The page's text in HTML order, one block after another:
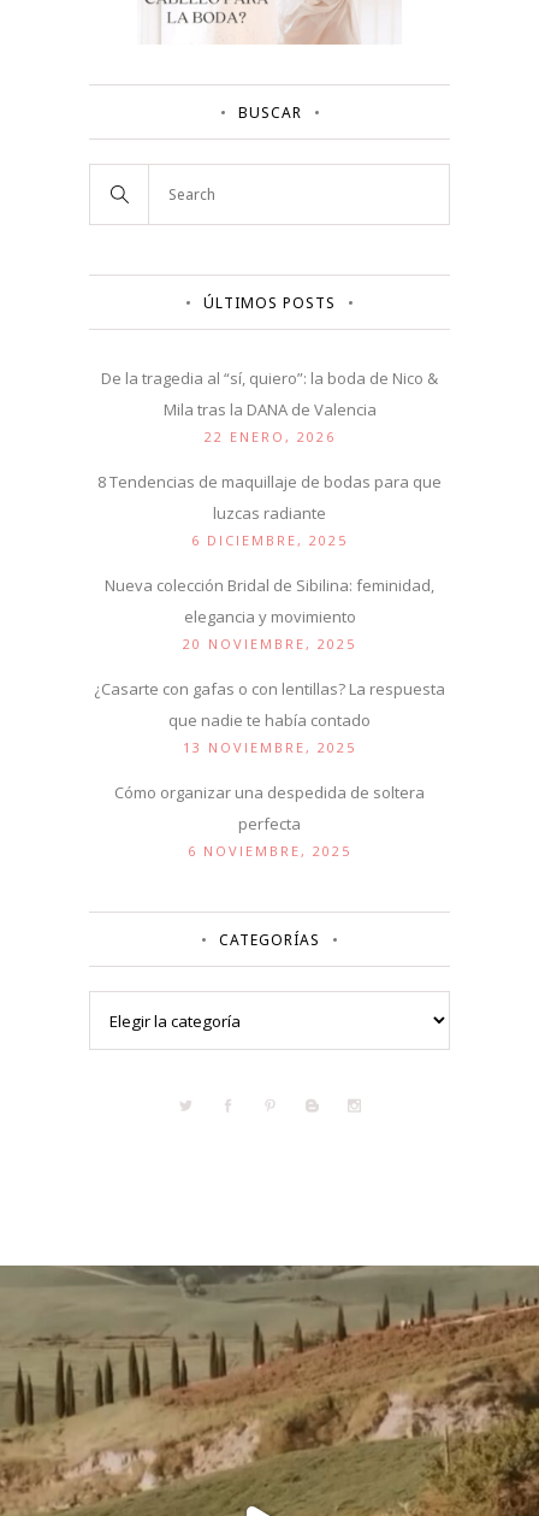
BUSCAR
ÚLTIMOS POSTS
De la tragedia al “sí, quiero”: la boda de Nico &
Mila tras la DANA de Valencia
22 ENERO, 2026
8 Tendencias de maquillaje de bodas para que
luzcas radiante
6 DICIEMBRE, 2025
Nueva colección Bridal de Sibilina: feminidad,
elegancia y movimiento
20 NOVIEMBRE, 2025
¿Casarte con gafas o con lentillas? La respuesta
que nadie te había contado
13 NOVIEMBRE, 2025
Cómo organizar una despedida de soltera
perfecta
6 NOVIEMBRE, 2025
CATEGORÍAS